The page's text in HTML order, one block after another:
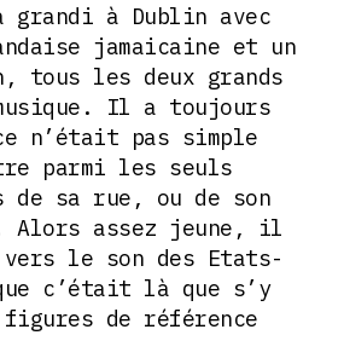
grandi à Dublin avec
jamaicaine et un
tous les deux grands
Il a toujours
n’était pas simple
parmi les seuls
de sa rue, ou de son
Alors assez jeune, il
le son des Etats-
c’était là que s’y
de référence